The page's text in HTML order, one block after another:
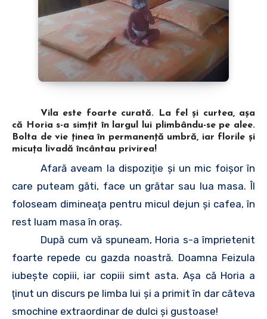
Vila este foarte curată. La fel şi curtea, aşa
că Horia s-a simţit în largul lui plimbându-se pe alee.
Bolta de vie ţinea în permanenţă umbră, iar florile şi
micuţa livadă încântau privirea!
Afară aveam la dispoziţie şi un mic foişor în
care puteam găti, face un grătar sau lua masa. Îl
foloseam dimineaţa pentru micul dejun şi cafea, în
rest luam masa în oraş.
După cum vă spuneam, Horia s-a împrietenit
foarte repede cu gazda noastră. Doamna Feizula
iubeşte copiii, iar copiii simt asta. Aşa că Horia a
ţinut un discurs pe limba lui şi a primit în dar câteva
smochine extraordinar de dulci şi gustoase!